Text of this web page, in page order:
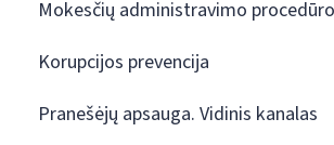
Mokesčių administravimo
Korupcijos prevencija
Pranešėjų apsauga. Vidinis kanalas